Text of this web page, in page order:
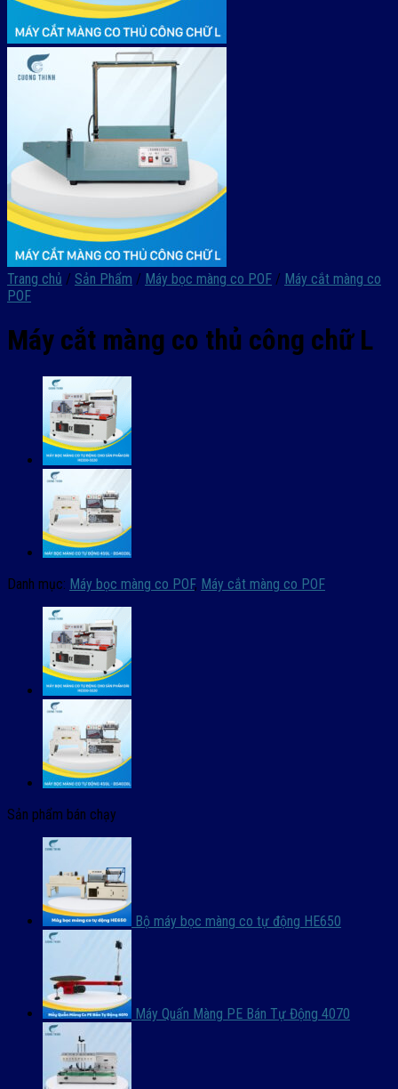
Trang chủ / Sản Phẩm / Máy bọc màng co POF / Máy cắt màng co
POF
Máy cắt màng co thủ công chữ L
Danh mục: Máy bọc màng co POF, Máy cắt màng co POF
Sản phẩm bán chạy
Bộ máy bọc màng co tự động HE650
Máy Quấn Màng PE Bán Tự Động 4070